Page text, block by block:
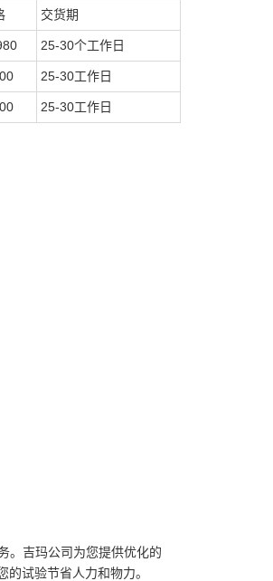
交货期
25-30个工作日
25-30工作日
25-30工作日
。吉玛公司为您提供优化的
试验节省人力和物力。